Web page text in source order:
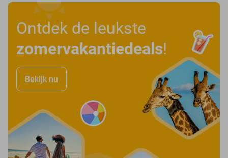
Ontdek de leukste
zomervakantiedeals!
Bekijk nu